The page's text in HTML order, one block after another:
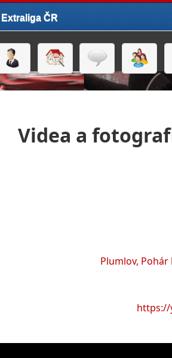
Extraliga ČR
Videa a
Plumlov,
https://